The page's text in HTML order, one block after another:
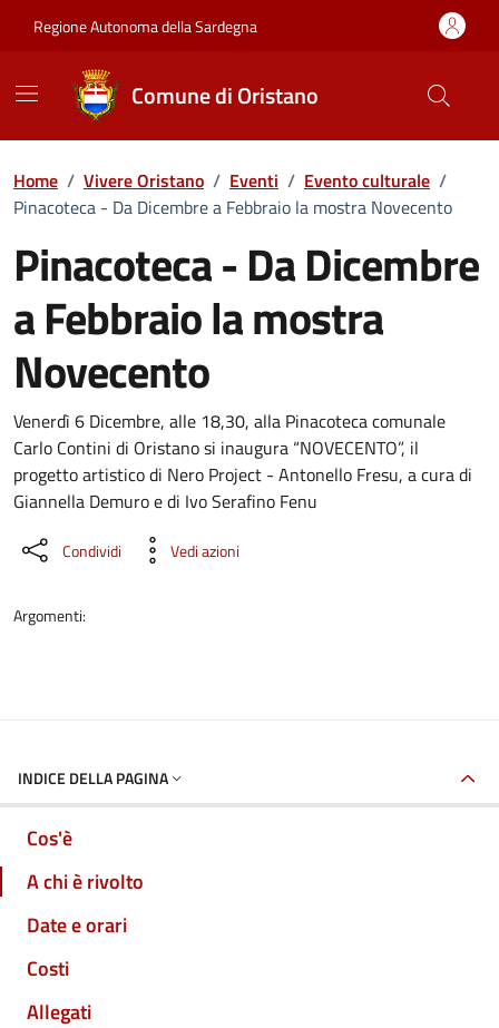
Regione Autonoma della Sardegna
Comune di Oristano
Home / Vivere Oristano / Eventi / Evento culturale /
Pinacoteca - Da Dicembre a Febbraio la mostra Novecento
Pinacoteca - Da Dicembre
a Febbraio la mostra
Novecento
Dettaglio dell'evento
Venerdì 6 Dicembre, alle 18,30, alla Pinacoteca comunale
Carlo Contini di Oristano si inaugura “NOVECENTO”, il
progetto artistico di Nero Project - Antonello Fresu, a cura di
Giannella Demuro e di Ivo Serafino Fenu
Condividi Vedi azioni
Argomenti:
INDICE DELLA PAGINA
Cos'è
A chi è rivolto
Date e orari
Costi
Allegati